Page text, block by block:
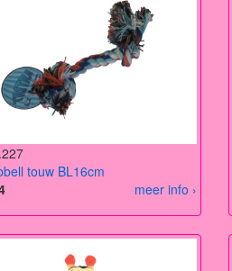
touw BL16cm
meer info ›